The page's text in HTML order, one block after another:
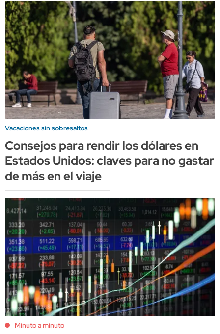
Vacaciones sin sobresaltos
Consejos para rendir los dólares en
Estados Unidos: claves para no gastar
de más en el viaje
Minuto a minuto